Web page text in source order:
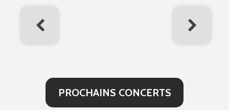
PROCHAINS CONCERTS